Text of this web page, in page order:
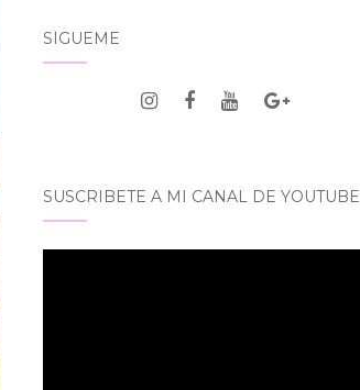
SÍGUEME
SUSCRIBETE A MI CANAL DE YOUTUBE